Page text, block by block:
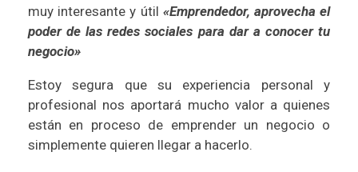
muy interesante y útil «Emprendedor, aprovecha el
poder de las redes sociales para dar a conocer tu
negocio»
Estoy segura que su experiencia personal y
profesional nos aportará mucho valor a quienes
están en proceso de emprender un negocio o
simplemente quieren llegar a hacerlo.